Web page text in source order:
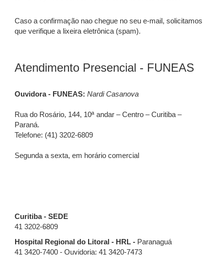
Caso a confirmação nao chegue no seu e-mail, solicitamos
que verifique a lixeira eletrônica (spam).
Atendimento Presencial - FUNEAS
Ouvidora - FUNEAS: Nardi Casanova
Rua do Rosário, 144, 10ª andar – Centro – Curitiba –
Paraná.
Telefone: (41) 3202-6809
Segunda a sexta, em horário comercial
Curitiba - SEDE
41 3202-6809
Hospital Regional do Litoral - HRL - Paranaguá
41 3420-7400 - Ouvidoria: 41 3420-7473